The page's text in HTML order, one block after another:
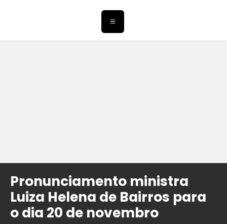
Pronunciamento ministra
Luiza Helena de Bairros para
o dia 20 de novembro